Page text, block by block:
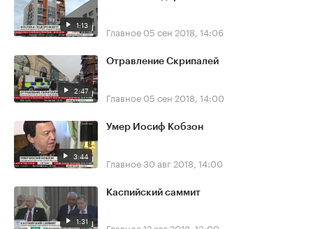
1:13 Главное 05 сен 2018, 14:06
2:47
Отравление Скрипалей
Главное 05 сен 2018, 14:00
3:44
Умер Иосиф Кобзон
Главное30 авг 2018, 14:00
1:31
Каспийский саммит